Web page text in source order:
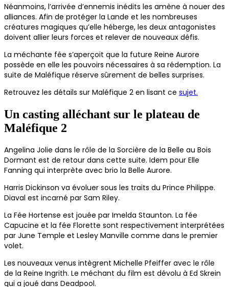
Néanmoins, l’arrivée d’ennemis inédits les amène à nouer des
alliances. Afin de protéger la Lande et les nombreuses
créatures magiques qu’elle héberge, les deux antagonistes
doivent allier leurs forces et relever de nouveaux défis.
La méchante fée s’aperçoit que la future Reine Aurore
possède en elle les pouvoirs nécessaires à sa rédemption. La
suite de Maléfique réserve sûrement de belles surprises.
Retrouvez les détails sur Maléfique 2 en lisant ce sujet.
Un casting alléchant sur le plateau de
Maléfique 2
Angelina Jolie dans le rôle de la Sorcière de la Belle au Bois
Dormant est de retour dans cette suite. Idem pour Elle
Fanning qui interprète avec brio la Belle Aurore.
Harris Dickinson va évoluer sous les traits du Prince Philippe.
Diaval est incarné par Sam Riley.
La Fée Hortense est jouée par Imelda Staunton. La fée
Capucine et la fée Florette sont respectivement interprétées
par June Temple et Lesley Manville comme dans le premier
volet.
Les nouveaux venus intègrent Michelle Pfeiffer avec le rôle
de la Reine Ingrith. Le méchant du film est dévolu à Ed Skrein
qui a joué dans Deadpool.